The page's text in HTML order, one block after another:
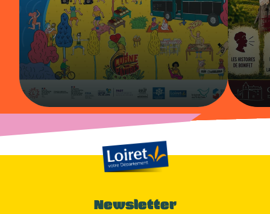
Newsletter